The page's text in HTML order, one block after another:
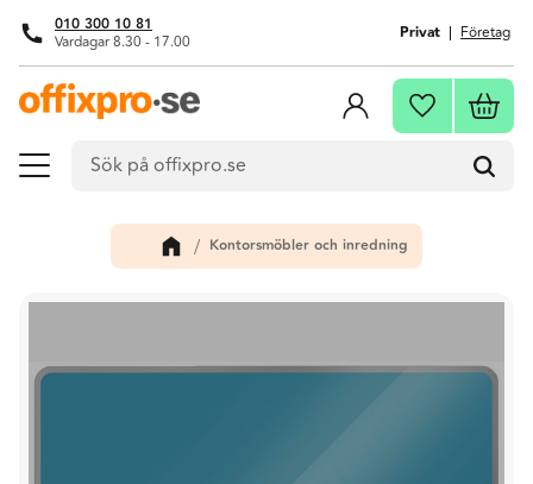
Meny
010 300 10 81
Vardagar 8.30 - 17.00 Privat Företag
Favoriter
Kontorsmöbler och inredning